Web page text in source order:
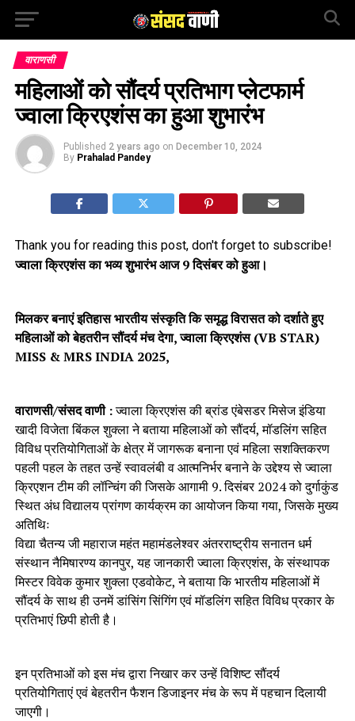
वाराणसी
महिलाओं को सौंदर्य प्रतिभाग प्लेटफार्म
ज्वाला क्रिएशंस का हुआ शुभारंभ
Published 2 years ago on December 10, 2024
By Prahalad Pandey
Thank you for reading this post, don't forget to subscribe!
ज्वाला क्रिएशंस का भव्य शुभारंभ आज 9 दिसंबर को हुआ।
मिलकर बनाएं इतिहास भारतीय संस्कृति कि समृद्ध विरासत को दर्शाते हुए
महिलाओं को बेहतरीन सौंदर्य मंच देगा, ज्वाला क्रिएशंस (VB STAR)
MISS & MRS INDIA 2025,
वाराणसी/संसद वाणी :ज्वाला क्रिएशंस की ब्रांड एंबेसडर मिसेज इंडिया
खादी विजेता बिंकल शुक्ला ने बताया महिलाओं को सौंदर्य, मॉडलिंग सहित
विविध प्रतियोगिताओं के क्षेत्र में जागरूक बनाना एवं महिला सशक्तिकरण
पहली पहल के तहत उन्हें स्वावलंबी व आत्मनिर्भर बनाने के उद्देश्य से ज्वाला
क्रिएशन टीम की लॉन्चिंग की जिसके आगामी 9. दिसंबर 2024 को दुर्गाकुंड
स्थित अंध विद्यालय प्रांगण कार्यक्रम का आयोजन किया गया, जिसके मुख्य
अतिथिः
विद्या चैतन्य जी महाराज महंत महामंडलेश्वर अंतरराष्ट्रीय सनातन धर्म
संस्थान नैमिषारण्य कानपुर, यह जानकारी ज्वाला क्रिएशंस, के संस्थापक
मिस्टर विवेक कुमार शुक्ला एडवोकेट, ने बताया कि भारतीय महिलाओं में
सौंदर्य के साथ ही उनमें डांसिंग सिंगिंग एवं मॉडलिंग सहित विविध प्रकार के
प्रतिभाएं छिपी होती है।
इन प्रतिभाओं को इस मंच द्वारा निखार कर उन्हें विशिष्ट सौंदर्य
प्रतियोगिताएं एवं बेहतरीन फैशन डिजाइनर मंच के रूप में पहचान दिलायी
जाएगी।